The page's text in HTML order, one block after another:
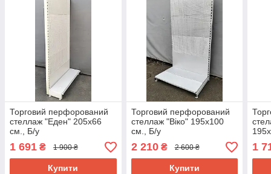
Торговий перфорований
стеллаж "Еден" 205х66
см., Б/у
1 691 ₴ 1 900 ₴
Купити
Торговий перфорований
стеллаж "Віко" 195х100
см., Б/у
2 210₴ 2 600 ₴
Купити
1